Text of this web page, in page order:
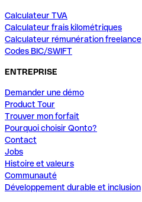
Calculateur TVA
Calculateur frais kilométriques
Calculateur rémunération freelance
Codes BIC/SWIFT
ENTREPRISE
Demander une démo
Product Tour
Trouver mon forfait
Pourquoi choisir Qonto?
Contact
Jobs
Histoire et valeurs
Communauté
Développement durable et inclusion